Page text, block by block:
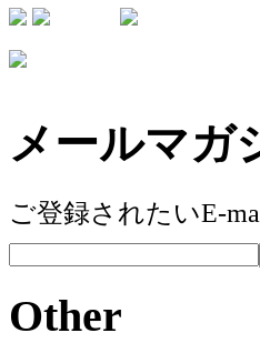
メールマガ
ご登録されたいE-
Other